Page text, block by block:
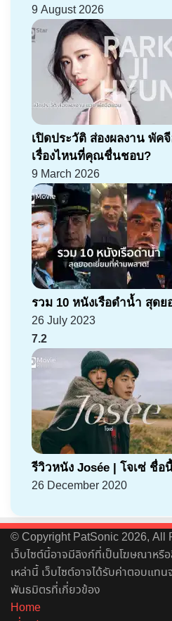
9 August 2026
เปิดประวัติ ส่องผลงาน พัค
เรื่องไหนที่คุณชื่นชอบ?
9 March 2026
รวม 10 หนังเรือดำน้ำ สุด
26 July 2023
7.2
รีวิวหนัง Josée | โจเซ่ ชื่อ
26 December 2020
© Copyright PatSonic 2026, All
เว็บไซต์นี้อาจมีลิงก์ที่เป็นโฆษณาห
เหล่านี้ เว็บไซต์อาจได้รับค่าตอบแท
พันธมิตรที่เกี่ยวข้อง
Home